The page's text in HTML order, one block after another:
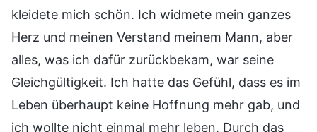
kleidete mich schön. Ich widmete mein ganzes
Herz und meinen Verstand meinem Mann, aber
alles, was ich dafür zurückbekam, war seine
Gleichgültigkeit. Ich hatte das Gefühl, dass es im
Leben überhaupt keine Hoffnung mehr gab, und
ich wollte nicht einmal mehr leben. Durch das